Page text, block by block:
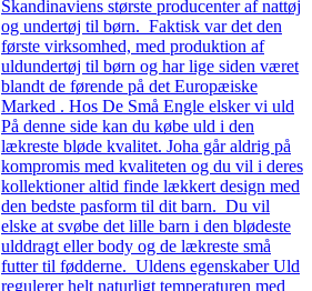
Skandinaviens største producenter af nattøj
og undertøj til børn. Faktisk var det den
første virksomhed, med produktion af
uldundertøj til børn og har lige siden været
blandt de førende på det Europæiske
Marked . Hos De Små Engle elsker vi uld
På denne side kan du købe uld i den
lækreste bløde kvalitet. Joha går aldrig på
kompromis med kvaliteten og du vil i deres
kollektioner altid finde lækkert design med
den bedste pasform til dit barn. Du vil
elske at svøbe det lille barn i den blødeste
ulddragt eller body og de lækreste små
futter til fødderne. Uldens egenskaber Uld
regulerer helt naturligt temperaturen med